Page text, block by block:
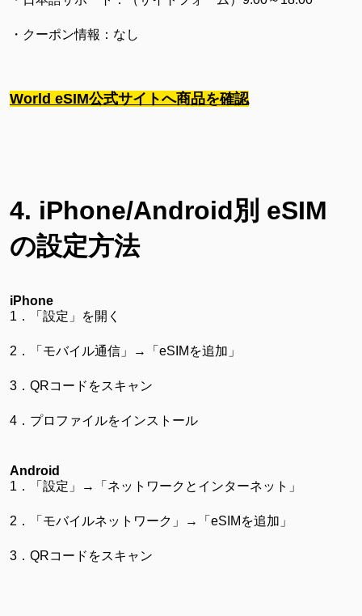
・クーポン情報：なし
World eSIM公式サイトへ商品を確認
4. iPhone/Android別 eSIM
の設定方法
iPhone
1．「設定」を開く
2．「モバイル通信」→「eSIMを追加」
3．QRコードをスキャン
4．プロファイルをインストール
Android
1．「設定」→「ネットワークとインターネット」
2．「モバイルネットワーク」→「eSIMを追加」
3．QRコードをスキャン